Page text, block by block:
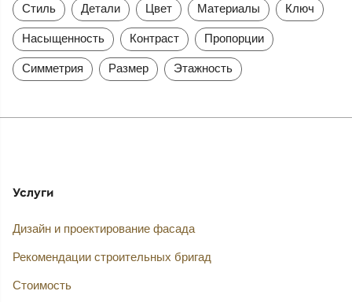
Стиль Детали Цвет Материалы Ключ
Насыщенность Контраст Пропорции
Симметрия Размер Этажность
Услуги
Дизайн и проектирование фасада
Рекомендации строительных бригад
Стоимость